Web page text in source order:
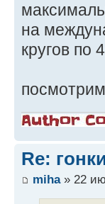
на
кругов по
Re:
miha» 22